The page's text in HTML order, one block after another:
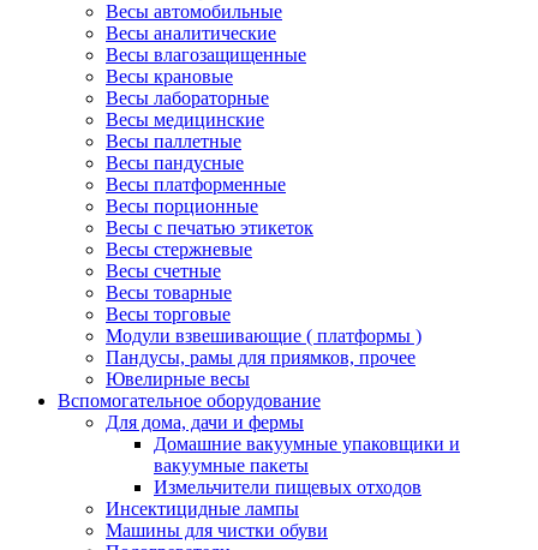
Весы автомобильные
Весы аналитические
Весы влагозащищенные
Весы крановые
Весы лабораторные
Весы медицинские
Весы паллетные
Весы пандусные
Весы платформенные
Весы порционные
Весы с печатью этикеток
Весы стержневые
Весы счетные
Весы товарные
Весы торговые
Модули взвешивающие ( платформы )
Пандусы, рамы для приямков, прочее
Ювелирные весы
Вспомогательное оборудование
Для дома, дачи и фермы
Домашние вакуумные упаковщики и
вакуумные пакеты
Измельчители пищевых отходов
Инсектицидные лампы
Машины для чистки обуви